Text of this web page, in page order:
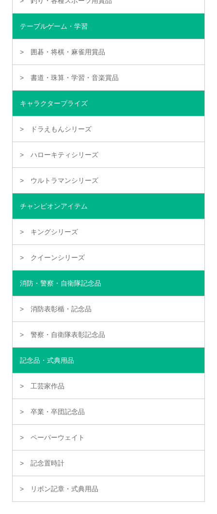
テーブルゲーム・学習
囲碁・将棋・麻雀用賞品
書道・珠算・学習・音楽賞品
キャラクタープライズ
ドラえもんシリーズ
ハローキティシリーズ
ウルトラマンシリーズ
チャンピオンアイテム
キングシリーズ
クイーンシリーズ
消防・警察・自衛隊記念品
消防表彰楯・記念品
警察・自衛隊表彰記念品
記念品・式典用品
工芸家作品
卒業・卒団記念品
ペーパーウェイト
記念置時計
リボン記章・式典用品